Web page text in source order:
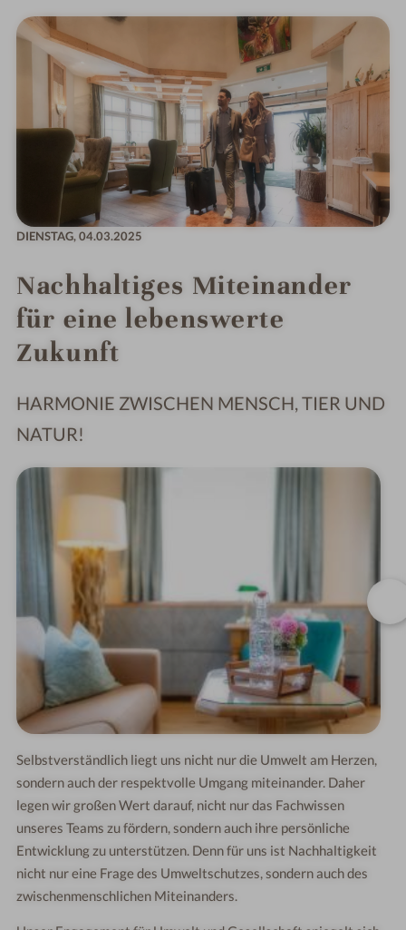
DIENSTAG,04.03.2025
Nachhaltiges Miteinander
für eine lebenswerte
Zukunft
HARMONIE ZWISCHEN MENSCH, TIER UND
NATUR!
Selbstverständlich liegt uns nicht nur die Umwelt am Herzen,
sondern auch der respektvolle Umgang miteinander. Daher
legen wir großen Wert darauf, nicht nur das Fachwissen
unseres Teams zu fördern, sondern auch ihre persönliche
Entwicklung zu unterstützen. Denn für uns ist Nachhaltigkeit
nicht nur eine Frage des Umweltschutzes, sondern auch des
zwischenmenschlichen Miteinanders.